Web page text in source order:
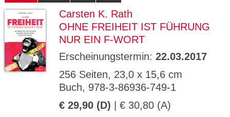
Carsten K. Rath
OHNE FREIHEIT IST FÜHRUNG
NUR EIN F-WORT
Erscheinungstermin: 22.03.2017
256 Seiten, 23,0 x 15,6 cm
Buch, 978-3-86936-749-1
€ 29,90 (D) | € 30,80 (A)
GV_CO
OKIES
gabal-
Speichert den Zustimmungsstatus des
Benutzers für Cookies auf der aktuellen
Domäne.
ge